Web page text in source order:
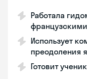
Работала
Использует
преодоления
Готовит